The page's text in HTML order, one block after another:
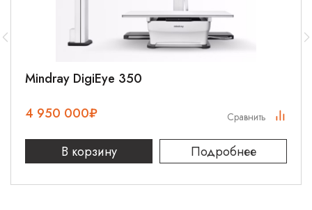
Дефибриллятор-монитор Mindray BeneHeart D6
эффективно используется в различных медицинских
учреждениях:
Реанимационные отделения
Скорая медицинская помощь
Позволяет проводить экстренную дефибрилляцию и
Mindray DigiEye 350
4 950 000₽
В корзину Подробнее
Сравнить